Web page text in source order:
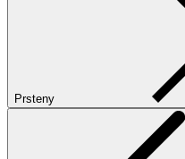
Prsteny